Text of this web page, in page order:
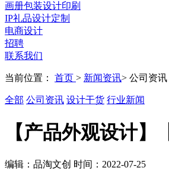
画册包装设计印刷
IP礼品设计定制
电商设计
招聘
联系我们
当前位置： 首页 > 新闻资讯> 公司资讯
全部 公司资讯 设计干货 行业新闻
【产品外观设计
编辑：品淘文创 时间：2022-07-25